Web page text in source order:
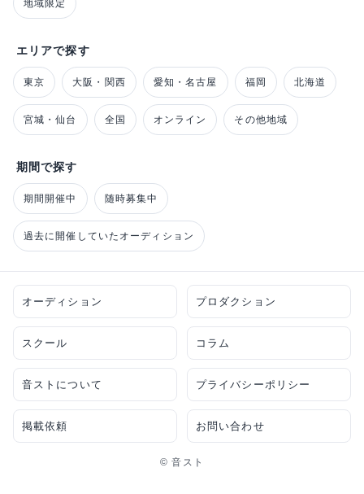
地域限定
エリアで探す
東京 大阪・関西 愛知・名古屋 福岡 北海道
宮城・仙台 全国 オンライン その他地域
期間で探す
期間開催中 随時募集中
過去に開催していたオーディション
オーディション プロダクション
スクール コラム
音ストについて プライバシーポリシー
掲載依頼 お問い合わせ
© 音スト